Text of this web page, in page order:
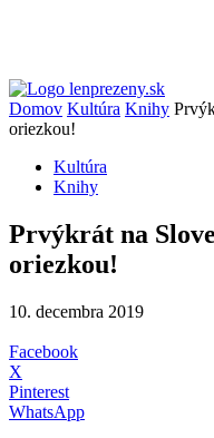
Domov Kultúra Knihy
oriezkou!
Kultúra
Knihy
Prvýkrát na
oriezkou!
10. decembra 2019
Facebook
X
Pinterest
WhatsApp